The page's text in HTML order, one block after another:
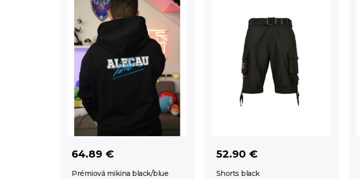
64.89 €
Prémiová mikina black/blue
52.90 €
Shorts black